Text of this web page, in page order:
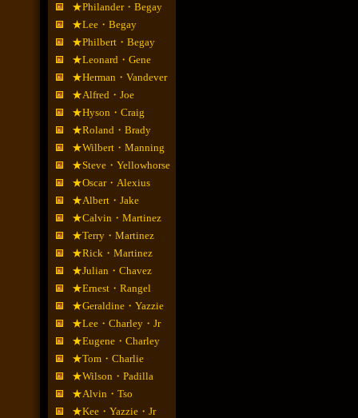
★Philander・Begay
★Lee・Begay
★Philbert・Begay
★Leonard・Gene
★Herman・Vandever
★Alfred・Joe
★Hyson・Craig
★Roland・Brady
★Wilbert・Manning
★Steve・Yellowhorse
★Oscar・Alexius
★Albert・Jake
★Calvin・Martinez
★Terry・Martinez
★Rick・Martinez
★Julian・Chavez
★Ernest・Rangel
★Geraldine・Yazzie
★Lee・Charley・Jr
★Eugene・Charley
★Tom・Charlie
★Wilson・Padilla
★Alvin・Tso
★Kee・Yazzie・Jr